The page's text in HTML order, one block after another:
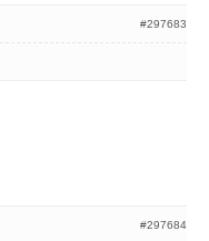
#297683
#297684